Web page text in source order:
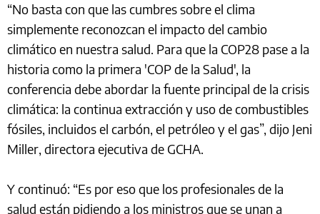
“No basta con que las cumbres sobre el clima
simplemente reconozcan el impacto del cambio
climático en nuestra salud. Para que la COP28 pase a la
historia como la primera 'COP de la Salud', la
conferencia debe abordar la fuente principal de la crisis
climática: la continua extracción y uso de combustibles
fósiles, incluidos el carbón, el petróleo y el gas”, dijo Jeni
Miller, directora ejecutiva de GCHA.
Y continuó: “Es por eso que los profesionales de la
salud están pidiendo a los ministros que se unan a